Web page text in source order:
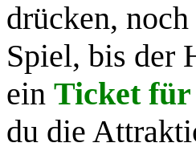
drücken,
Spiel, bis der
ein Ticket für
du die